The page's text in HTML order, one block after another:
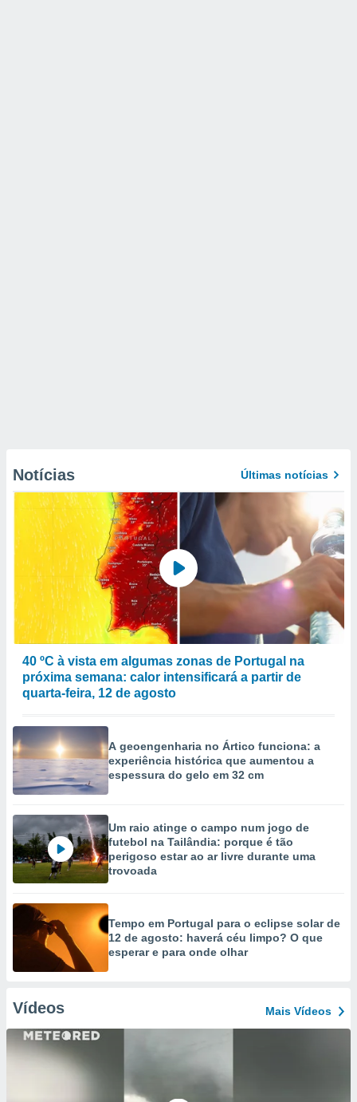
Notícias Últimas notícias
40 ºC à vista em algumas zonas de Portugal na
próxima semana: calor intensificará a partir de
quarta-feira, 12 de agosto
A geoengenharia no Ártico funciona: a
experiência histórica que aumentou a
espessura do gelo em 32 cm
Um raio atinge o campo num jogo de
futebol na Tailândia: porque é tão
perigoso estar ao ar livre durante uma
trovoada
Tempo em Portugal para o eclipse solar de
12 de agosto: haverá céu limpo? O que
esperar e para onde olhar
Vídeos Mais Vídeos